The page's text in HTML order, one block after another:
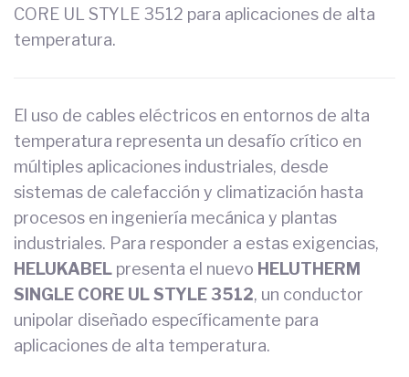
CORE UL STYLE 3512 para aplicaciones de alta
temperatura.
El uso de cables eléctricos en entornos de alta
temperatura representa un desafío crítico en
múltiples aplicaciones industriales, desde
sistemas de calefacción y climatización hasta
procesos en ingeniería mecánica y plantas
industriales. Para responder a estas exigencias,
HELUKABEL presenta el nuevo HELUTHERM
SINGLE CORE UL STYLE 3512, un conductor
unipolar diseñado específicamente para
aplicaciones de alta temperatura.